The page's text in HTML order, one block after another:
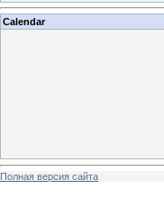
Calendar
Полная версия сайта